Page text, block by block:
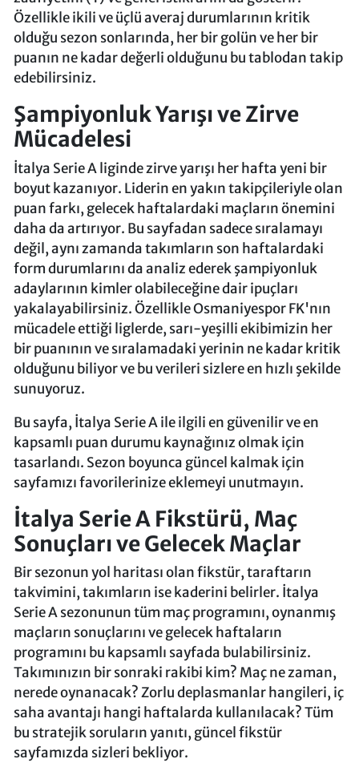
Özellikle ikili ve üçlü averaj durumlarının kritik
olduğu sezon sonlarında, her bir golün ve her bir
puanın ne kadar değerli olduğunu bu tablodan takip
edebilirsiniz.
Şampiyonluk Yarışı ve Zirve
Mücadelesi
İtalya Serie A liginde zirve yarışı her hafta yeni bir
boyut kazanıyor. Liderin en yakın takipçileriyle olan
puan farkı, gelecek haftalardaki maçların önemini
daha da artırıyor. Bu sayfadan sadece sıralamayı
değil, aynı zamanda takımların son haftalardaki
form durumlarını da analiz ederek şampiyonluk
adaylarının kimler olabileceğine dair ipuçları
yakalayabilirsiniz. Özellikle Osmaniyespor FK'nın
mücadele ettiği liglerde, sarı-yeşilli ekibimizin her
bir puanının ve sıralamadaki yerinin ne kadar kritik
olduğunu biliyor ve bu verileri sizlere en hızlı şekilde
sunuyoruz.
Bu sayfa, İtalya Serie A ile ilgili en güvenilir ve en
kapsamlı puan durumu kaynağınız olmak için
tasarlandı. Sezon boyunca güncel kalmak için
sayfamızı favorilerinize eklemeyi unutmayın.
İtalya Serie A Fikstürü, Maç
Sonuçları ve Gelecek Maçlar
Bir sezonun yol haritası olan fikstür, taraftarın
takvimini, takımların ise kaderini belirler. İtalya
Serie A sezonunun tüm maç programını, oynanmış
maçların sonuçlarını ve gelecek haftaların
programını bu kapsamlı sayfada bulabilirsiniz.
Takımınızın bir sonraki rakibi kim? Maç ne zaman,
nerede oynanacak? Zorlu deplasmanlar hangileri, iç
saha avantajı hangi haftalarda kullanılacak? Tüm
bu stratejik soruların yanıtı, güncel fikstür
sayfamızda sizleri bekliyor.